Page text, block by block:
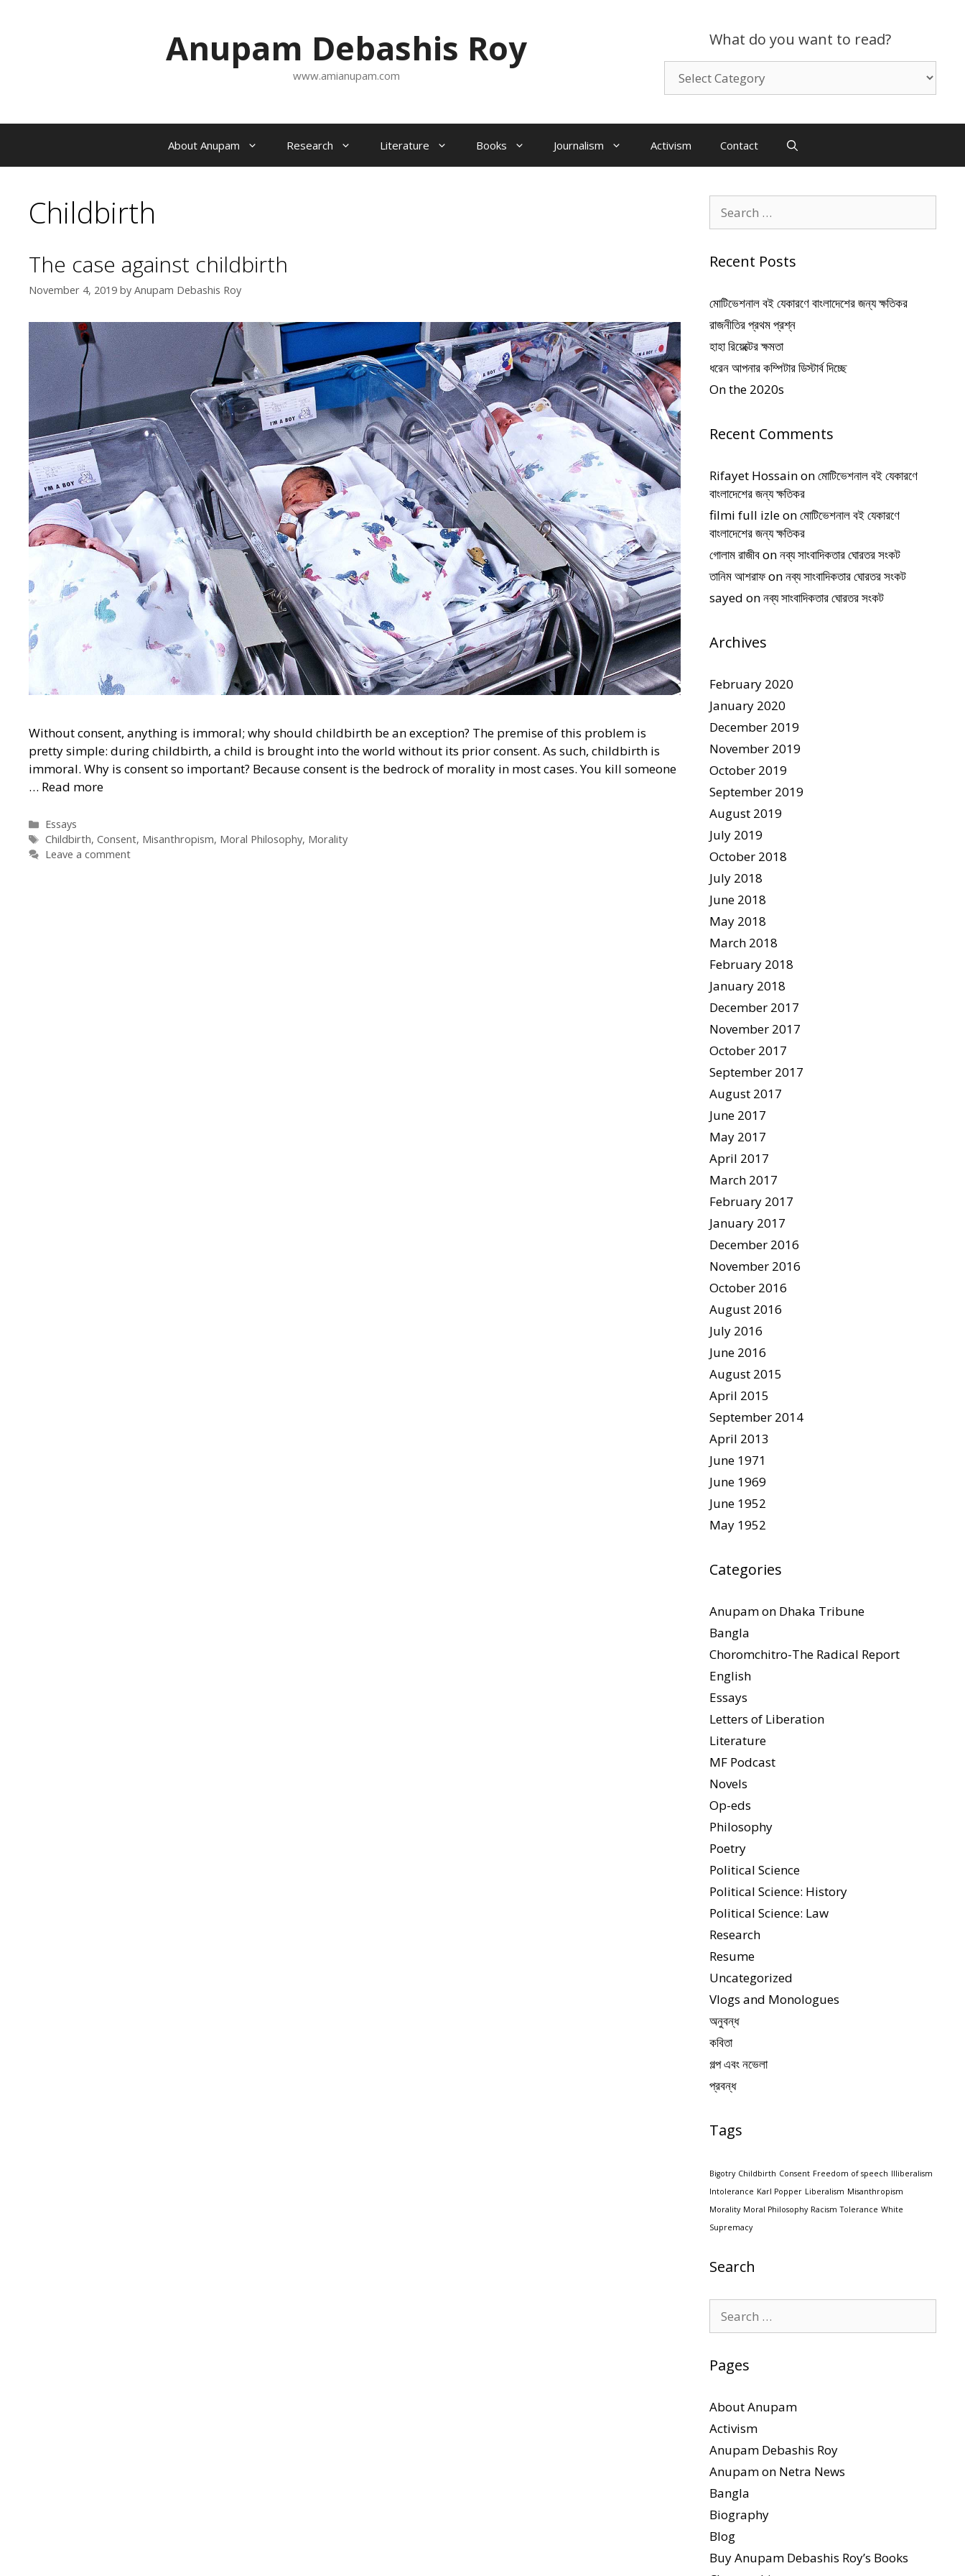
What do you want to read?
want
to
Anupam Debashis Roy
www.amianupam.com
About Anupam Research Literature Books Journalism Activism Contact
Childbirth
The case against childbirth
November 4, 2019 by Anupam Debashis Roy
Without consent, anything is immoral; why should childbirth be an exception? The premise of this problem is
pretty simple: during childbirth, a child is brought into the world without its prior consent. As such, childbirth is
immoral. Why is consent so important? Because consent is the bedrock of morality in most cases. You kill someone
… Read more
Categories
Essays
Tags
Childbirth,Consent, Misanthropism, Moral Philosophy, Morality
Leave a comment
for:
Recent Posts
মোটিভেশনাল বই যেকারণে বাংলাদেশের জন্য ক্ষতিকর
রাজনীতির প্রথম প্রশ্ন
হাহা রিয়েক্টের ক্ষমতা
ধরেন আপনার কম্পিটার ডিস্টার্ব দিচ্ছে
On the 2020s
Recent Comments
Rifayet Hossainonমোটিভেশনাল বই যেকারণে
বাংলাদেশের জন্য ক্ষতিকর
filmi full izleonমোটিভেশনাল বই যেকারণে
বাংলাদেশের জন্য ক্ষতিকর
গোলাম রাজীবonনব্য সাংবাদিকতার ঘোরতর সংকট
তানিম আশরাফonনব্য সাংবাদিকতার ঘোরতর সংকট
sayed onনব্য সাংবাদিকতার ঘোরতর সংকট
Archives
February 2020
January 2020
December 2019
November 2019
October 2019
September 2019
August 2019
July 2019
October 2018
July 2018
June 2018
May 2018
March 2018
February 2018
January 2018
December 2017
November 2017
October 2017
September 2017
August 2017
June 2017
May 2017
April 2017
March 2017
February 2017
January 2017
December 2016
November 2016
October 2016
August 2016
July 2016
June 2016
August 2015
April 2015
September 2014
April 2013
June 1971
June 1969
June 1952
May 1952
Categories
Anupam on Dhaka Tribune
Bangla
Choromchitro-The Radical Report
English
Essays
Letters of Liberation
Literature
MF Podcast
Novels
Op-eds
Philosophy
Poetry
Political Science
Political Science: History
Political Science: Law
Research
Resume
Uncategorized
Vlogs and Monologues
অনুবন্ধ
কবিতা
গল্প এবং নভেলা
প্রবন্ধ
Tags
Bigotry Childbirth Consent Freedom of speech Illiberalism
Intolerance Karl Popper Liberalism Misanthropism
Morality Moral Philosophy Racism Tolerance White
Supremacy
Search
for:
Pages
About Anupam
Activism
Anupam Debashis Roy
Anupam on Netra News
Bangla
Biography
Blog
Buy Anupam Debashis Roy’s Books